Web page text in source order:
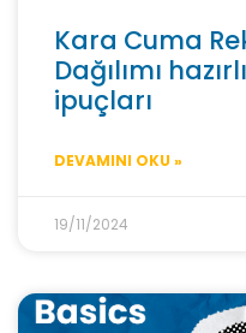
Kara Cuma
Dağılımı
ipuçları
DEVAMINI OKU »
19/11/2024